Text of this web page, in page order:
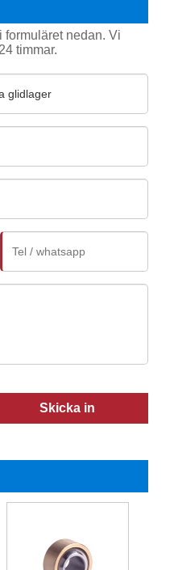
formuläret nedan. Vi
timmar.
Skicka in